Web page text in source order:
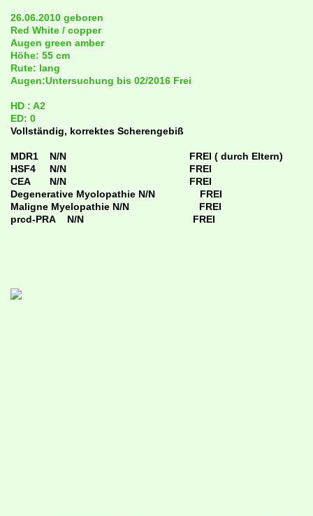
26.06.2010 geboren
Red White / copper
Augen green amber
Höhe: 55 cm
Rute: lang
Augen:Untersuchung bis 02/2016 Frei
HD : A2
ED: 0
Vollständig, korrektes Scherengebiß
MDR1 N/N FREI ( durch Eltern)
HSF4 N/N FREI
CEA N/N FREI
Degenerative Myolopathie N/N FREI
Maligne Myelopathie N/N FREI
prcd-PRA N/N FREI